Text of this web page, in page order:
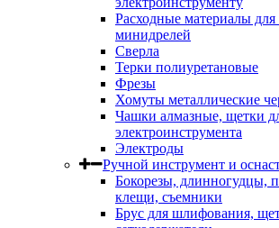
Расходные материалы
минидрелей
Сверла
Терки полиуретановые
Фрезы
Хомуты металлические
Чашки алмазные, щетки
электроинструмента
Электроды
Ручной инструмент и
Бокорезы, длинногудцы,
клещи, съемники
Брус для шлифования,